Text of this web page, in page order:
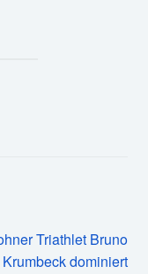
Triathlet Bruno
Krumbeck dominiert